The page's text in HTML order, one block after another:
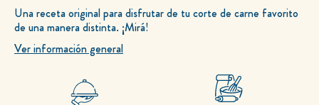
han
enviado
calificaciones
para
este
recipe
Una receta original para disfrutar de tu corte de carne favorito
de una manera distinta. ¡Mirá!
Ver información general